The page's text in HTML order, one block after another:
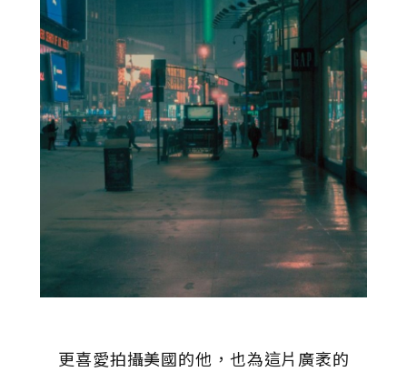
更喜愛拍攝美國的他，也為這片廣袤的